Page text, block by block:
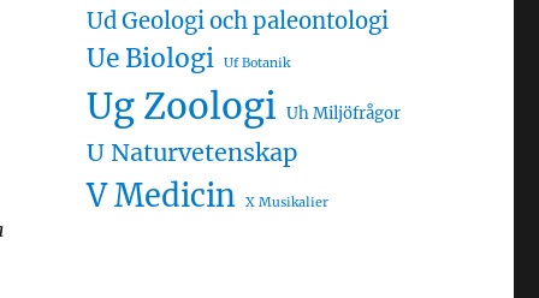
Ud Geologi och paleontologi
Ue Biologi Uf Botanik
Ug Zoologi Uh Miljöfrågor
U Naturvetenskap
V Medicin X Musikalier